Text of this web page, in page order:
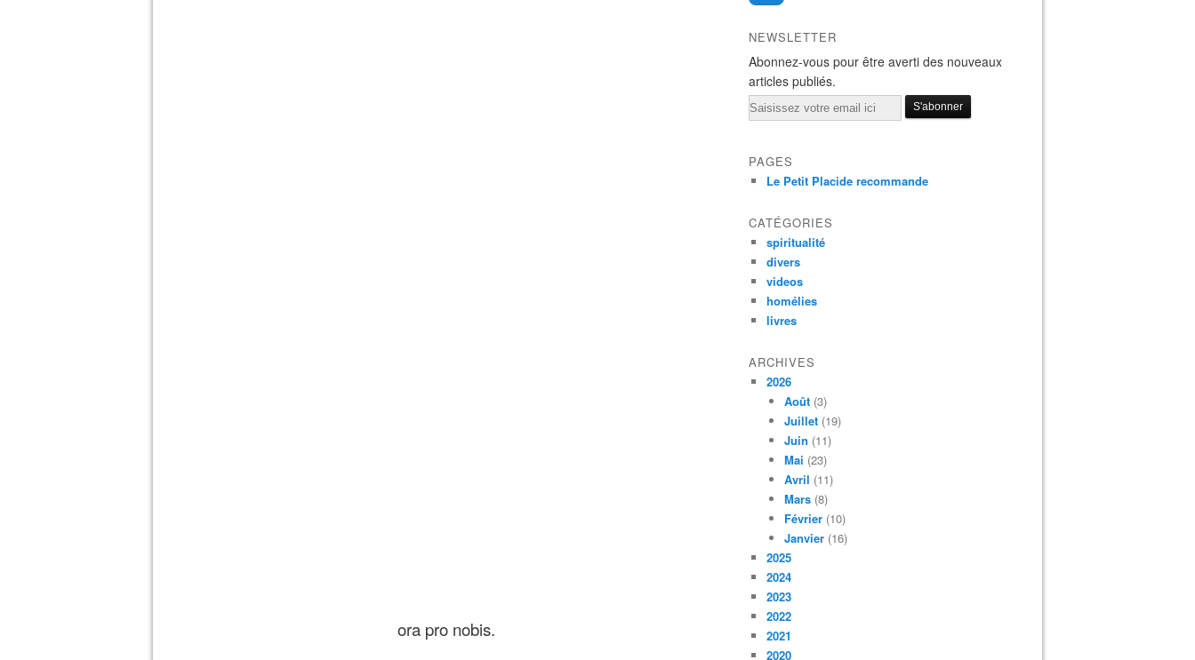
ora pro nobis.
NEWSLETTER
Abonnez-vous pour être averti des nouveaux
articles publiés.
Email
PAGES
Le Petit Placide recommande
CATÉGORIES
spiritualité
divers
videos
homélies
livres
ARCHIVES
2026
Août (3)
Juillet (19)
Juin (11)
Mai (23)
Avril (11)
Mars (8)
Février (10)
Janvier (16)
2025
2024
2023
2022
2021
2020